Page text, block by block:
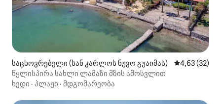
საცხოვრებელი (სან კარლოს ნუვო გუაიმას) საშუალო
4,63 (32)
წყლისპირა სახლი ლამაზი მზის ამოსვლით
ხედი · პლაჟი · მდგომარეობა